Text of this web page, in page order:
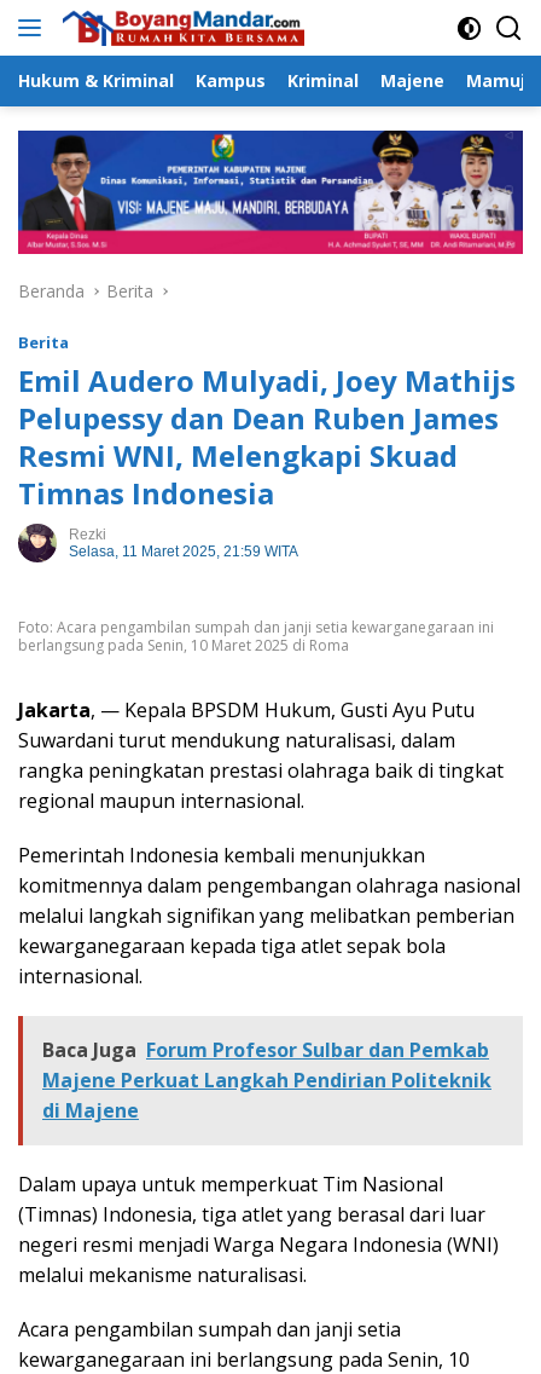
Langsung
Hukum & Kriminal Kampus Kriminal Majene Mamuju
Beranda Berita
Berita
Emil Audero Mulyadi, Joey Mathijs
Pelupessy dan Dean Ruben James
Resmi WNI, Melengkapi Skuad
Timnas Indonesia
Rezki
Selasa, 11 Maret 2025, 21:59 WITA
Foto: Acara pengambilan sumpah dan janji setia kewarganegaraan ini
berlangsung pada Senin, 10 Maret 2025 di Roma
Jakarta, — Kepala BPSDM Hukum, Gusti Ayu Putu
Suwardani turut mendukung naturalisasi, dalam
rangka peningkatan prestasi olahraga baik di tingkat
regional maupun internasional.
Pemerintah Indonesia kembali menunjukkan
komitmennya dalam pengembangan olahraga nasional
melalui langkah signifikan yang melibatkan pemberian
kewarganegaraan kepada tiga atlet sepak bola
internasional.
Baca Juga Forum Profesor Sulbar dan Pemkab
Majene Perkuat Langkah Pendirian Politeknik
di Majene
Dalam upaya untuk memperkuat Tim Nasional
(Timnas) Indonesia, tiga atlet yang berasal dari luar
negeri resmi menjadi Warga Negara Indonesia (WNI)
melalui mekanisme naturalisasi.
Acara pengambilan sumpah dan janji setia
kewarganegaraan ini berlangsung pada Senin, 10